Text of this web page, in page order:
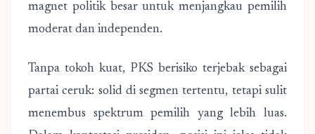
magnet politik besar untuk menjangkau pemilih
moderat dan independen.
Tanpa tokoh kuat, PKS berisiko terjebak sebagai
partai ceruk: solid di segmen tertentu, tetapi sulit
menembus spektrum pemilih yang lebih luas.